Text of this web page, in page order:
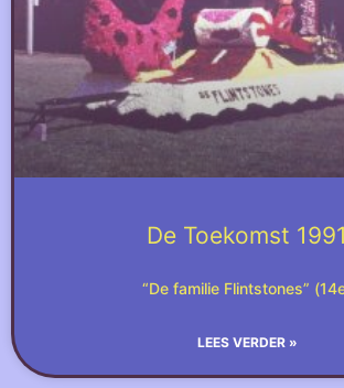
De Toekomst 1991
“De familie Flintstones”
LEES VERDER »